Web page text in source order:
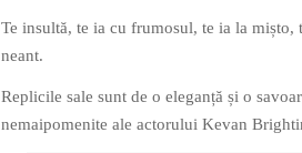
Te insultă, te ia cu frumosul, te ia la mișto,
neant.
Replicile sale sunt de o eleganță și o
nemaipomenite ale actorului Kevan